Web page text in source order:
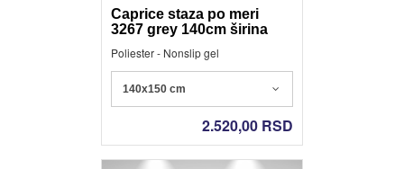
Caprice staza po meri
3267 grey 140cm širina
Poliester - Nonslip gel
140x150 cm
2.520,00 RSD